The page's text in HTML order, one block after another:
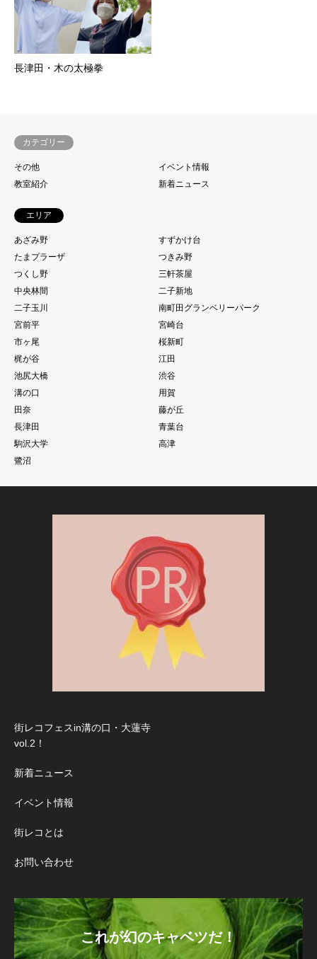
長津田・木の太極拳
カテゴリー
その他
イベント情報
教室紹介
新着ニュース
エリア
あざみ野
すずかけ台
たまプラーザ
つきみ野
つくし野
三軒茶屋
中央林間
二子新地
二子玉川
南町田グランベリーパーク
宮前平
宮崎台
市ヶ尾
桜新町
梶が谷
江田
池尻大橋
渋谷
溝の口
用賀
田奈
藤が丘
長津田
青葉台
駒沢大学
高津
鷺沼
街レコフェスin溝の口・大蓮寺
vol.2！
新着ニュース
イベント情報
街レコとは
お問い合わせ
これが幻のキャベツだ！